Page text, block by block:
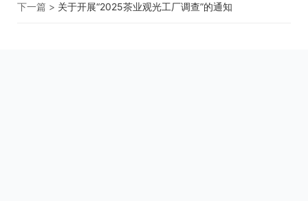
下一篇 > 关于开展“2025茶业观光工厂调查”的通知